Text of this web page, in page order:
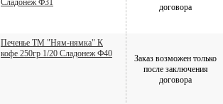
Сладонеж Ф31
договора
Печенье ТМ "Ням-нямка" К
кофе 250гр 1/20 Сладонеж Ф40
Заказ возможен только
после заключения
договора